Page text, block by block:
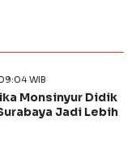
WIB
Monsinyur Didik
Jadi Lebih